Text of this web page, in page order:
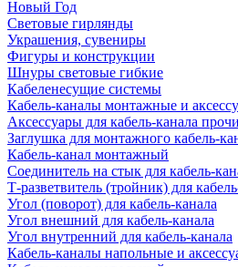
Новый Год
Световые гирлянды
Украшения, сувениры
Фигуры и конструкции
Шнуры световые гибкие
Кабеленесущие системы
Кабель-каналы монтажные и
Аксессуары для кабель-канала
Заглушка для монтажного кабель-
Кабель-канал монтажный
Соединитель на стык для кабель-
Т-разветвитель (тройник) для
Угол (поворот) для кабель-канала
Угол внешний для кабель-канала
Угол внутренний для кабель-канала
Кабель-каналы напольные и